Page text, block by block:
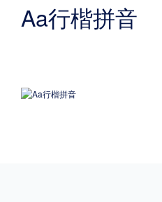
免费下载 收费下载
Aa行楷拼音